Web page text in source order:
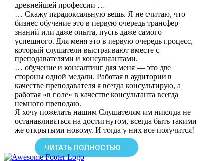
древнейшей профессии …
… Скажу парадоксальную вещь. Я не считаю, что
бизнес обучение это в первую очередь трансфер
знаний или даже опыта, пусть даже самого
успешного. Для меня это в первую очередь процесс,
который слушатели выстраивают вместе с
преподавателями и консультантами.
… обучение и консалтинг для меня — это две
стороны одной медали. Работая в аудитории в
качестве преподавателя я всегда консультирую, а
работая «в поле» в качестве консультанта всегда
немного преподаю.
Я хочу пожелать нашим Слушателям им никогда не
останавливаться на достигнутом, всегда быть такими
же открытыми новому. И тогда у них все получится!
ЧИТАТЬ ПОЛНОСТЬЮ